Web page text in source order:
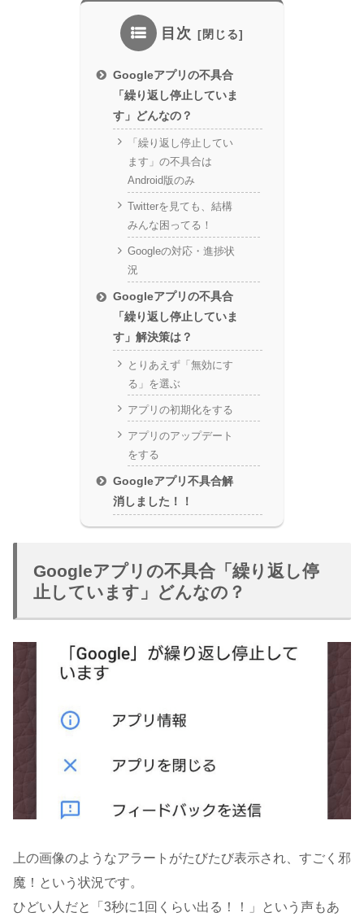
目次
Googleアプリの不具合
「繰り返し停止していま
す」どんなの？
「繰り返し停止してい
ます」の不具合は
Android版のみ
Twitterを見ても、結構
みんな困ってる！
Googleの対応・進捗状
況
Googleアプリの不具合
「繰り返し停止していま
す」解決策は？
とりあえず「無効にす
る」を選ぶ
アプリの初期化をする
アプリのアップデート
をする
Googleアプリ不具合解
消しました！！
Googleアプリの不具合「繰り返し停
止しています」どんなの？
上の画像のようなアラートがたびたび表示され、すごく邪
魔！という状況です。
ひどい人だと「3秒に1回くらい出る！！」という声もあ